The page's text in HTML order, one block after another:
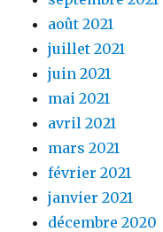
août 2021
juillet 2021
juin 2021
mai 2021
avril 2021
mars 2021
février 2021
janvier 2021
décembre 2020